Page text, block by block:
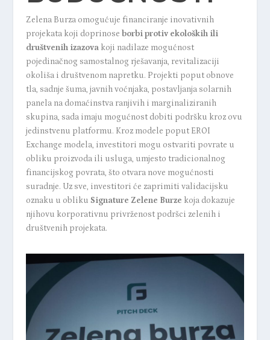
Zelena Burza omogućuje financiranje inovativnih
projekata koji doprinose borbi protiv ekoloških ili
društvenih izazovakoji nadilaze mogućnost
pojedinačnog samostalnog rješavanja, revitalizaciji
okoliša i društvenom napretku. Projekti poput obnove
tla, sadnje šuma, javnih voćnjaka, postavljanja solarnih
panela na domaćinstva ranjivih i marginaliziranih
skupina, sada imaju mogućnost dobiti podršku kroz ovu
jedinstvenu platformu. Kroz modele poput EROI
Exchange modela, investitori mogu ostvariti povrate u
obliku proizvoda ili usluga, umjesto tradicionalnog
financijskog povrata, što otvara nove mogućnosti
suradnje. Uz sve, investitori će zaprimiti validacijsku
oznaku u obliku Signature Zelene Burze koja dokazuje
njihovu korporativnu privrženost podršci zelenih i
društvenih projekata.